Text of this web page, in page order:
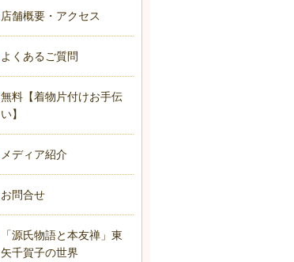
店舗概要・アクセス
よくあるご質問
無料【着物片付けお手伝
い】
メディア紹介
お問合せ
「源氏物語と本友禅」東
矢千賀子の世界